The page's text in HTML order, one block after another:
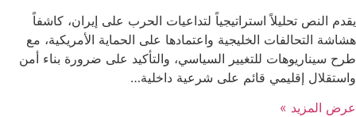
يقدم النص تحليلاً استراتيجياً لتداعيات الحرب على إيران، كاشفاً
هشاشة التحالفات الخليجية واعتمادها على الحماية الأمريكية، مع
طرح سيناريوهات للتغيير السياسي، والتأكيد على ضرورة بناء أمن
واستقلال إقليمي قائم على شرعية داخلية…
عرض المزید »